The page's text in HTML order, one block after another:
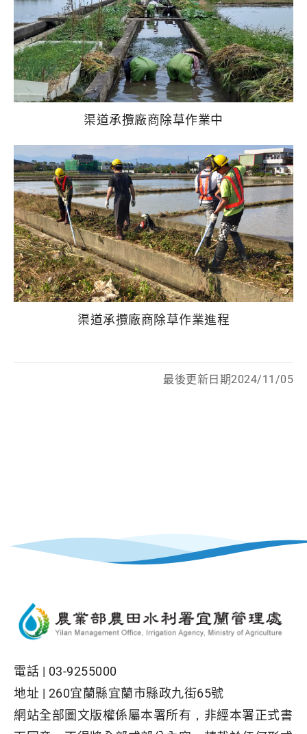
渠道承攬廠商除草作業中
渠道承攬廠商除草作業進程
最後更新日期2024/11/05
電話 | 03-9255000
地址 | 260宜蘭縣宜蘭市縣政九街65號
網站全部圖文版權係屬本署所有，非經本署正式書